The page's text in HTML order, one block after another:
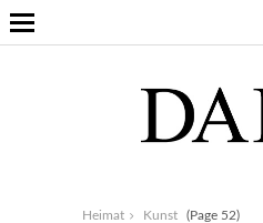
Heimat Kunst (Page 52)